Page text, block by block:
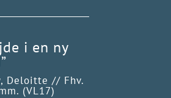
i en ny
Deloitte // Fhv.
(VL17)